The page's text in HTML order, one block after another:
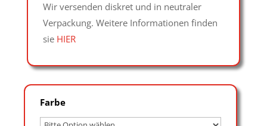
Wir versenden diskret und in neutraler
Verpackung. Weitere Informationen finden
sie HIER
Farbe